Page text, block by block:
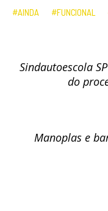
AINDA FUNCIONAL
Sindautoescola
do
Manoplas e